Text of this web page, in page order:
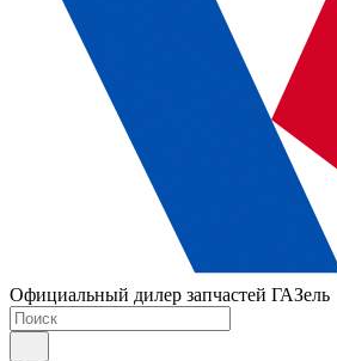
Официальный дилер запчастей ГАЗель